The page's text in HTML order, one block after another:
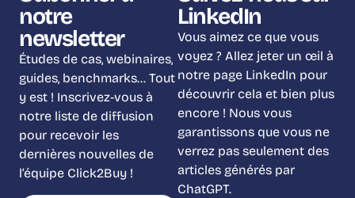
notre
newsletter
Études de cas, webinaires,
guides, benchmarks… Tout
y est ! Inscrivez-vous à
notre liste de diffusion
pour recevoir les
dernières nouvelles de
l’équipe Click2Buy !
LinkedIn
Vous aimez ce que vous
voyez ? Allez jeter un œil à
notre page LinkedIn pour
découvrir cela et bien plus
encore ! Nous vous
garantissons que vous ne
verrez pas seulement des
articles générés par
ChatGPT.